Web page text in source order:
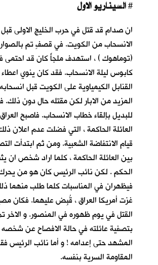
#
ان صدام قد قتل في حرب الخليج الاولى قبل
الانسحاب من الكويت. في قصفٍ تم
(توماهوك ) ، استهدف ملجأً كان قد احتمى
كابوس ليلة الانسحاب. فقد كان ينوي
القنابل الكيمياوية على الكويت قبل
المزيد من الابار لكن مقتله حال دون ذلك.
للبديل بإلقاء خطاب الانسحاب. فاصبح
العائلة الحاكمة ، التي فضلت عدم اعلان
قيام الانتفاضة الشعبية. ومن ثم ابتدأت
بين العائلة الحاكمة ، كلما اراد شخص ان
الحكم . لكن نائب الرئيس كان هو من يحرك
فيظهران في المناسبات كلما طلب منهما
غزت أمريكا العراق ، قُبِض عليهما. فكان
القتل في يوم ظهوره في المنصور. و الاخر
بتصفية عائلته في حالة الافصاح عن
المشهد حتى إعدامه ! و أما نائب الرئيس
المقاومة السرية بنفسه.